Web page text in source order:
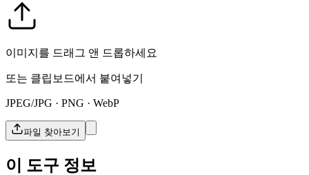
이미지를 드래그 앤 드롭하세요
또는 클립보드에서 붙여넣기
JPEG/JPG · PNG · WebP
파일 찾아보기
이 도구 정보